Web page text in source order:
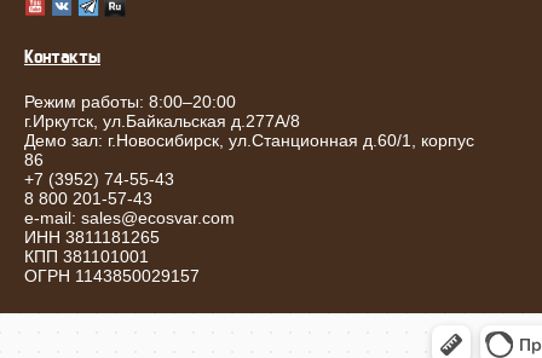
Контакты
Режим работы: 8:00–20:00
г.Иркутск ул.Байкальская д.277А/8
Демо зал: г.Новосибирск, ул.Станционная д.60/1, корпус
86
+7 (3952) 74-55-43
8 800 201-57-43
e-mail: sales@ecosvar.com
ИНН 3811181265
КПП 381101001
ОГРН 1143850029157